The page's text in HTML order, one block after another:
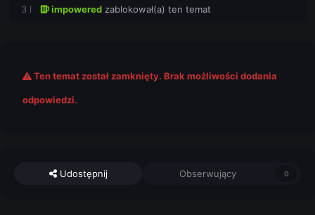
3 l impowered zablokował(a) ten temat
Ten temat został zamknięty. Brak możliwości dodania
odpowiedzi.
Udostępnij Obserwujący 0